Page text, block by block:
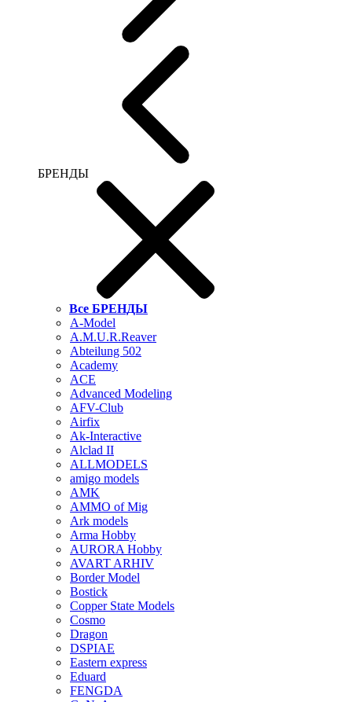
БРЕНДЫ
Все БРЕНДЫ
A-Model
A.M.U.R.Reaver
Abteilung 502
Academy
ACE
Advanced Modeling
AFV-Club
Airfix
Ak-Interactive
Alclad II
ALLMODELS
amigo models
AMK
AMMO of Mig
Ark models
Arma Hobby
AURORA Hobby
AVART ARHIV
Border Model
Bostick
Copper State Models
Cosmo
Dragon
DSPIAE
Eastern express
Eduard
FENGDA